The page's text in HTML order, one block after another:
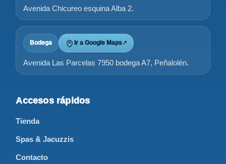
Avenida Chicureo esquina Alba 2.
Bodega Ir a Google Maps↗
Avenida Las Parcelas 7950 bodega A7, Peñalolén.
Accesos rápidos
Tienda
Spas & Jacuzzis
Contacto